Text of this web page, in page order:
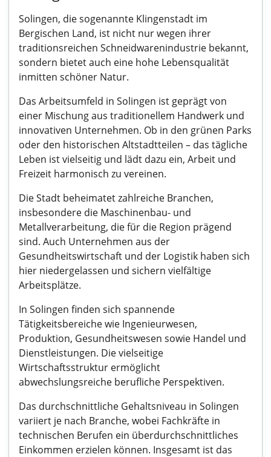
Solingen, die sogenannte Klingenstadt im
Bergischen Land, ist nicht nur wegen ihrer
traditionsreichen Schneidwarenindustrie bekannt,
sondern bietet auch eine hohe Lebensqualität
inmitten schöner Natur.
Das Arbeitsumfeld in Solingen ist geprägt von
einer Mischung aus traditionellem Handwerk und
innovativen Unternehmen. Ob in den grünen Parks
oder den historischen Altstadtteilen – das tägliche
Leben ist vielseitig und lädt dazu ein, Arbeit und
Freizeit harmonisch zu vereinen.
Die Stadt beheimatet zahlreiche Branchen,
insbesondere die Maschinenbau- und
Metallverarbeitung, die für die Region prägend
sind. Auch Unternehmen aus der
Gesundheitswirtschaft und der Logistik haben sich
hier niedergelassen und sichern vielfältige
Arbeitsplätze.
In Solingen finden sich spannende
Tätigkeitsbereiche wie Ingenieurwesen,
Produktion, Gesundheitswesen sowie Handel und
Dienstleistungen. Die vielseitige
Wirtschaftsstruktur ermöglicht
abwechslungsreiche berufliche Perspektiven.
Das durchschnittliche Gehaltsniveau in Solingen
variiert je nach Branche, wobei Fachkräfte in
technischen Berufen ein überdurchschnittliches
Einkommen erzielen können. Insgesamt ist das